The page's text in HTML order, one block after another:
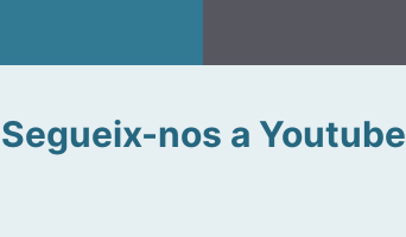
Segueix-nos a Youtube